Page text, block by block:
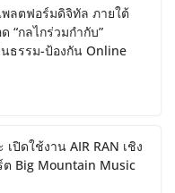
พลตฟอร์มดิจิทัล ภายใต้
“กลไกร่วมกำกับ”
ธรรม-ป้องกัน Online
ปิดใช้งาน AIR RAN เชิง
Big Mountain Music